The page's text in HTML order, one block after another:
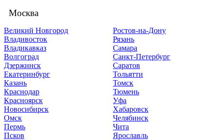
Москва
Великий Новгород
Владивосток
Владикавказ
Волгоград
Дзержинск
Екатеринбург
Казань
Краснодар
Красноярск
Новосибирск
Омск
Пермь
Псков
Ростов-на-Дону
Рязань
Самара
Санкт-Петербург
Саратов
Тольятти
Томск
Тюмень
Уфа
Хабаровск
Челябинск
Чита
Ярославль